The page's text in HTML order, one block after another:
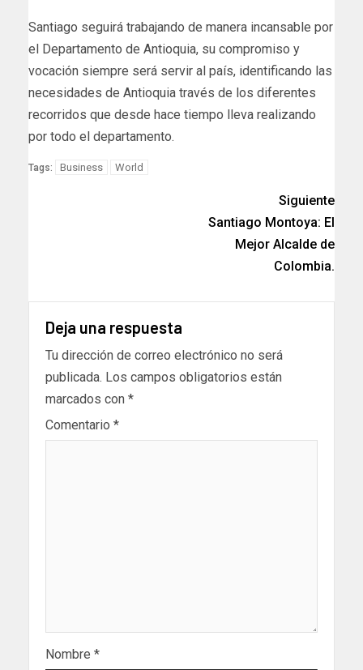
Santiago seguirá trabajando de manera incansable por
el Departamento de Antioquia, su compromiso y
vocación siempre será servir al país, identificando las
necesidades de Antioquia través de los diferentes
recorridos que desde hace tiempo lleva realizando
por todo el departamento.
Tags: Business World
Siguiente
Santiago Montoya: El
Mejor Alcalde de
Colombia.
Deja una respuesta
Tu dirección de correo electrónico no será
publicada. Los campos obligatorios están
marcados con *
Comentario *
Nombre *